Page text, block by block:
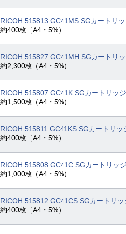
RICOH 515813 GC41MS SGカートリ
約400枚（A4・5%）
RICOH 515827 GC41MH SGカートリ
約2,300枚（A4・5%）
RICOH 515807 GC41K SGカートリッ
約1,500枚（A4・5%）
RICOH 515811 GC41KS SGカートリ
約400枚（A4・5%）
RICOH 515808 GC41C SGカートリッ
約1,000枚（A4・5%）
RICOH 515812 GC41CS SGカートリ
約400枚（A4・5%）